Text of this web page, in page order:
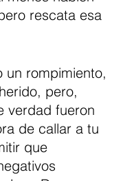
rescata esa
un rompimiento,
pero,
verdad fueron
de callar a tu
que